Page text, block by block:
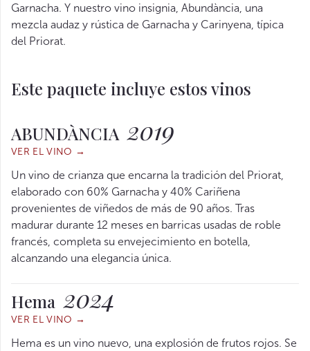
Garnacha. Y nuestro vino insignia, Abundància, una
mezcla audaz y rústica de Garnacha y Carinyena, típica
del Priorat.
Este paquete incluye estos vinos
ABUNDÀNCIA 2019
VER EL VINO →
Un vino de crianza que encarna la tradición del Priorat,
elaborado con 60% Garnacha y 40% Cariñena
provenientes de viñedos de más de 90 años. Tras
madurar durante 12 meses en barricas usadas de roble
francés, completa su envejecimiento en botella,
alcanzando una elegancia única.
Hema 2024
VER EL VINO →
Hema es un vino nuevo, una explosión de frutos rojos. Se